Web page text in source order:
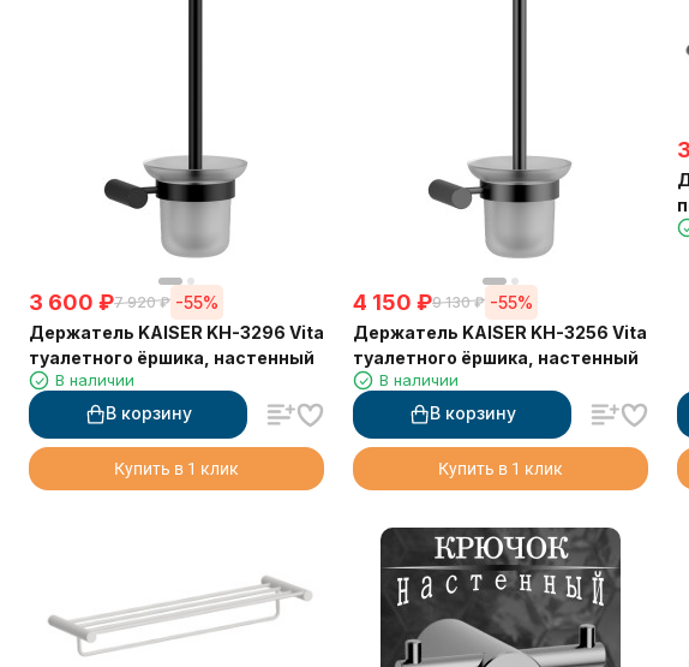
3 600 ₽7 920 ₽ -55%
Держатель KAISER KH-3296 Vita
туалетного ёршика, настенный
В наличии
В корзину
Купить в 1 клик
4 150 ₽9 130 ₽ -55%
Держатель KAISER KH-3256 Vita
туалетного ёршика, настенный
В наличии
В корзину
Купить в 1 клик